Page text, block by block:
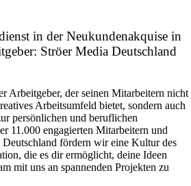
in der Neukundenakquise in
Ströer Media Deutschland
Arbeitgeber, der seinen Mitarbeitern nicht
Arbeitsumfeld bietet, sondern auch
persönlichen und beruflichen
11.000 engagierten Mitarbeitern und
Deutschland fördern wir eine Kultur des
die es dir ermöglicht, deine Ideen
mit uns an spannenden Projekten zu